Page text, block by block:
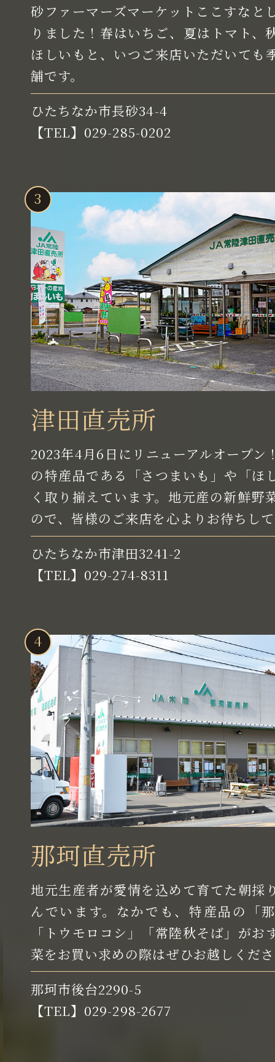
砂ファーマーズマーケットここすなと
りました！春はいちご、夏はトマト、
ほしいもと、いつご来店いただいても
舗です。
ひたちなか市長砂34-4
【TEL】029-285-0202
津田直売所
2023年4月6日にリニューアルオープン
の特産品である「さつまいも」や「ほ
く取り揃えています。地元産の新鮮野
ので、皆様のご来店を心よりお待ちし
ひたちなか市津田3241-2
【TEL】029-274-8311
那珂直売所
地元生産者が愛情を込めて育てた朝採
んでいます。なかでも、特産品の「
「トウモロコシ」「常陸秋そば」がお
菜をお買い求めの際はぜひお越しくだ
那珂市後台2290-5
【TEL】029-298-2677